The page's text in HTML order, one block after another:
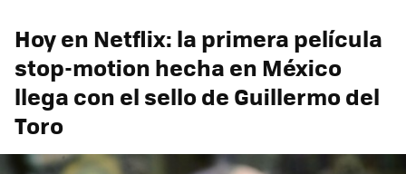
Hoy en Netflix: la primera película
stop-motion hecha en México
llega con el sello de Guillermo del
Toro